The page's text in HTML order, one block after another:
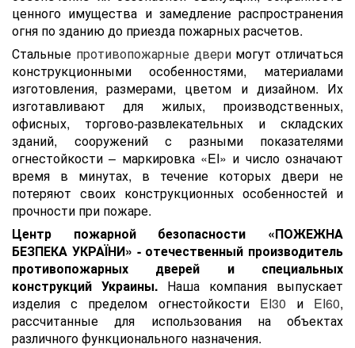
ценного имущества и замедление распространения
огня по зданию до приезда пожарных расчетов.
Стальные противопожарные дверимогут отличаться
конструкционными особенностями, материалами
изготовления, размерами, цветом и дизайном. Их
изготавливают для жилых, производственных,
офисных, торгово-развлекательных и складских
зданий, сооружений с разными показателями
огнестойкости – маркировка «EI» и число означают
время в минутах, в течение которых двери не
потеряют своих конструкционных особенностей и
прочности при пожаре.
Центр пожарной безопасности «ПОЖЕЖНА
БЕЗПЕКА УКРАЇНИ» - отечественный производитель
противопожарных дверей и специальных
конструкций Украины. Наша компания выпускает
изделия с пределом огнестойкости EI30 и EI60,
рассчитанные для использования на объектах
различного функционального назначения.